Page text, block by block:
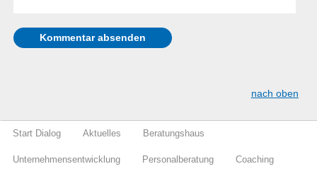
nach oben
Start Dialog Aktuelles Beratungshaus
Unternehmensentwicklung Personalberatung Coaching